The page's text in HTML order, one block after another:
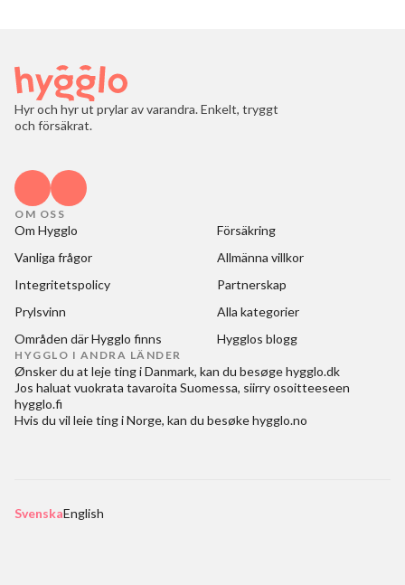
Hyr och hyr ut prylar av varandra. Enkelt, tryggt
och försäkrat.
OM OSS
Om Hygglo
Försäkring
Vanliga frågor
Allmänna villkor
Integritetspolicy
Partnerskap
Prylsvinn
Alla kategorier
Områden där Hygglo finns
Hygglos blogg
HYGGLO I ANDRA LÄNDER
Ønsker du at leje ting i Danmark, kan du besøgehygglo.dk
Jos haluat vuokrata tavaroita Suomessa, siirry osoitteeseen
hygglo.fi
Hvis du vil leie ting i Norge, kan du besøkehygglo.no
SvenskaEnglish